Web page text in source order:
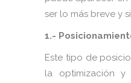
ser lo más breve y
1.-
Este tipo de
la optimización y